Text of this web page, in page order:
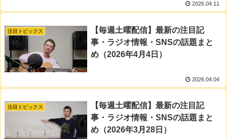
2026.04.11
注目トピックス
【毎週土曜配信】最新の注目記
事・ラジオ情報・SNSの話題まと
め（2026年4月4日）
2026.04.04
注目トピックス
【毎週土曜配信】最新の注目記
事・ラジオ情報・SNSの話題まと
め（2026年3月28日）